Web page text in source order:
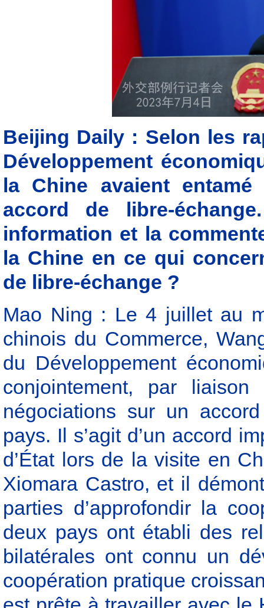
Beijing Daily : Selon les
Développement
la Chine avaient
accord de libre-
information et la
la Chine en ce qui
de libre-échange ?
Mao Ning : Le 4 juillet au
chinois du Commerce,
du Développement
conjointement, par
négociations sur un
pays. Il s’agit d’un accord
d’État lors de la visite en
Xiomara Castro, et il
parties d’approfondir la
deux pays ont établi des
bilatérales ont connu un
coopération pratique